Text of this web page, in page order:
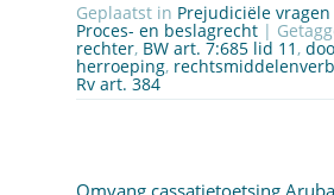
Geplaatst in Prejudiciële vragen
Proces- en beslagrecht |
rechter, BW art. 7:685 lid 11 ,
herroeping,
Rv art. 384